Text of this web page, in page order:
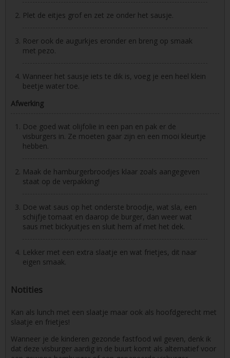
Plet de eitjes grof en zet ze onder het sausje.
Roer ook de augurkjes eronder en breng op smaak
met pezo.
Wanneer het sausje iets te dik is, voeg je een heel klein
beetje water toe.
Afwerking
Doe goed wat olijfolie in een pan en pak er de
visburgers in. Ze moeten gaar zijn en een mooi kleurtje
hebben.
Maak de hamburgerbroodjes klaar zoals aangegeven
staat op de verpakking!
Doe wat saus op het onderste broodje, wat sla, een
schijfje tomaat en daarop de burger, dan weer wat
saus met bickyuitjes en sluit hem af met het dek.
Lekker met een extra slaatje en wat frietjes, dit naar
eigen smaak.
Notities
Kan als lunch met een slaatje maar ook als hoofdgerecht met
slaatje en frietjes!
Wanneer je de kinderen gezonde fastfood wil geven, denk ik
dat deze visburger aardig in de buurt komt als alternatief voor